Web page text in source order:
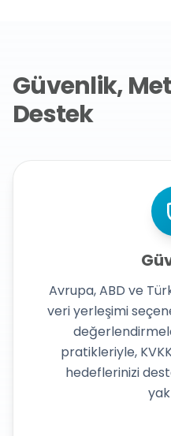
Güvenlik,
Destek
Avrupa, ABD ve
veri yerleşimi
pratikleriyle,
hedeflerinizi